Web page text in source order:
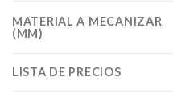
MATERIAL A MECANIZAR
(MM)
LISTA DE PRECIOS